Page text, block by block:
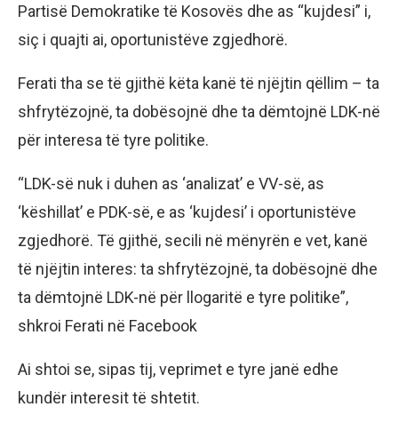
Partisë Demokratike të Kosovës dhe as “kujdesi” i,
siç i quajti ai, oportunistëve zgjedhorë.
Ferati tha se të gjithë këta kanë të njëjtin qëllim – ta
shfrytëzojnë, ta dobësojnë dhe ta dëmtojnë LDK-në
për interesa të tyre politike.
“LDK-së nuk i duhen as ‘analizat’ e VV-së, as
‘këshillat’ e PDK-së, e as ‘kujdesi’ i oportunistëve
zgjedhorë. Të gjithë, secili në mënyrën e vet, kanë
të njëjtin interes: ta shfrytëzojnë, ta dobësojnë dhe
ta dëmtojnë LDK-në për llogaritë e tyre politike”,
shkroi Ferati në Facebook
Ai shtoi se, sipas tij, veprimet e tyre janë edhe
kundër interesit të shtetit.